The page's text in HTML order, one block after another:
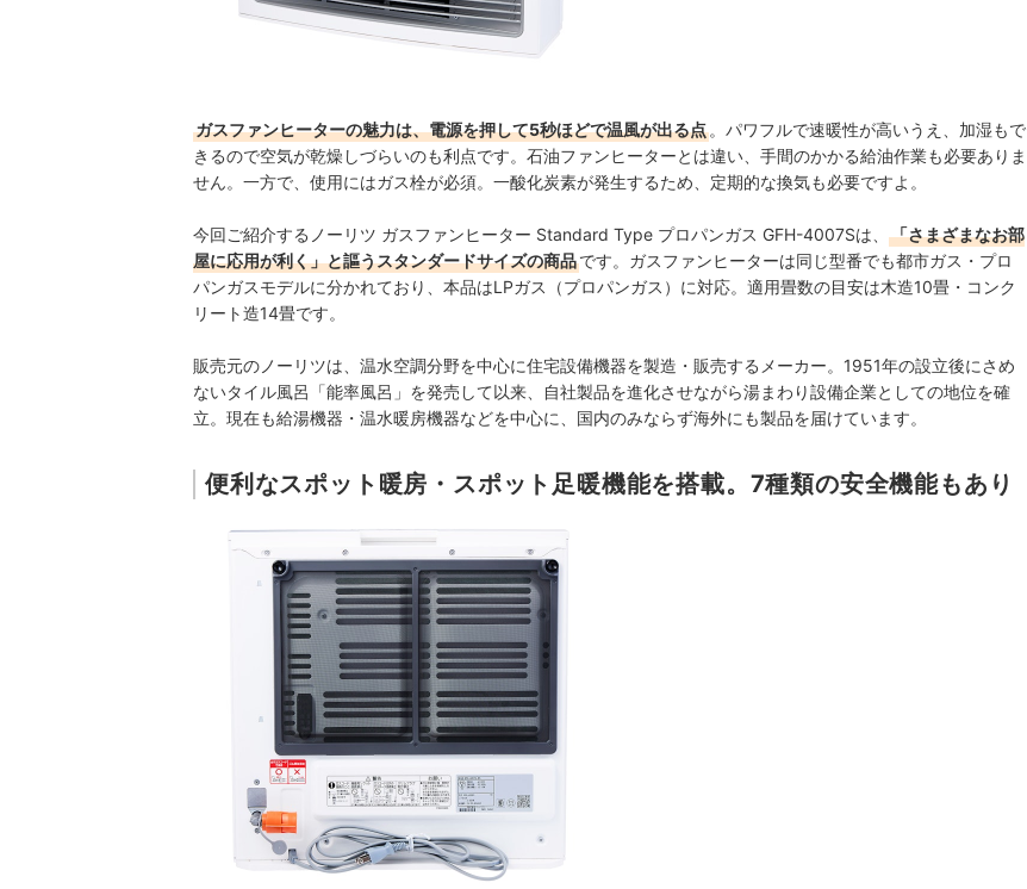
ガスファンヒーターの魅力は、電源を押して5秒ほどで温風が出る点 。パワフルで速暖性が高いうえ、加湿もで
きるので空気が乾燥しづらいのも利点です。石油ファンヒーターとは違い、手間のかかる給油作業も必要ありま
せん。一方で、使用にはガス栓が必須。一酸化炭素が発生するため、 定期的な換気も必要ですよ。
今回ご紹介するノーリツ ガスファンヒーター Standard Type プロパンガス GFH-4007Sは、
「さまざまなお部
屋に応用が利く」と謳うスタンダードサイズの商品です。ガスファンヒーターは同じ型番でも都市ガス・プロ
パンガスモデルに分かれており、本品はLPガス（プロパンガス）に対応。適用畳数の目安は木造10畳・コンク
リート造14畳です。
販売元のノーリツは、温水空調分野を中心に住宅設備機器を製造・販売するメーカー。1951年の設立後にさめ
ないタイル風呂「能率風呂」を発売して以来、自社製品を進化させながら湯まわり設備企業としての地位を確
立。現在も給湯機器・温水暖房機器などを中心に、国内のみならず海外にも製品を届けています。
便利なスポット暖房・スポット足暖機能を搭載。7種類の安全機能もあり